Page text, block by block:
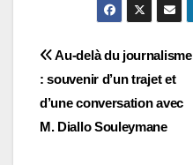
Navigation
de
l’article
Au-delà du journalisme
: souvenir d’un trajet et
d’une conversation avec
M. Diallo Souleymane